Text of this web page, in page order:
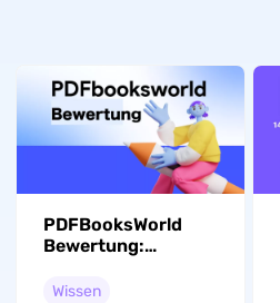
PDFBooksWorld
Bewertung:
Mitgliedschaftsvorteile
Wissen